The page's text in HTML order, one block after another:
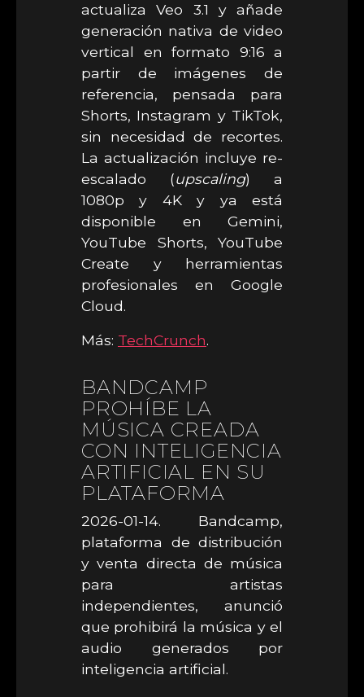
actualiza Veo 3.1 y añade
generación nativa de video
vertical en formato 9:16 a
partir de imágenes de
referencia, pensada para
Shorts, Instagram y TikTok,
sin necesidad de recortes.
La actualización incluye re-
escalado (upscaling) a
1080p y 4K y ya está
disponible en Gemini,
YouTube Shorts, YouTube
Create y herramientas
profesionales en Google
Cloud.
Más: TechCrunch.
BANDCAMP
PROHÍBE LA
MÚSICA CREADA
CON INTELIGENCIA
ARTIFICIAL EN SU
PLATAFORMA
2026-01-14. Bandcamp,
plataforma de distribución
y venta directa de música
para artistas
independientes, anunció
que prohibirá la música y el
audio generados por
inteligencia artificial.